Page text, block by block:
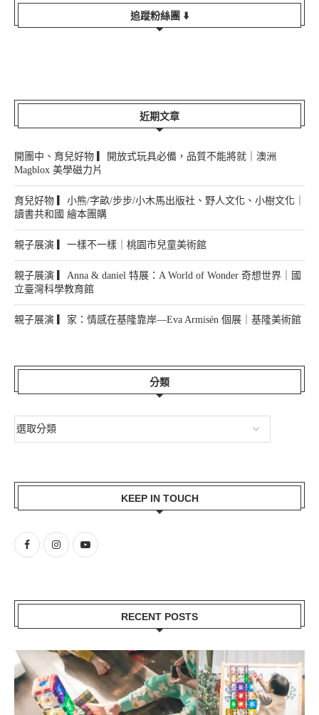
追蹤粉絲團 ⬇️
近期文章
開團中、育兒好物 ▎開放式玩具必備，品質不能將就｜澳洲
Magblox 美學磁力片
育兒好物 ▎小熊/字畝/步步/小木馬出版社、野人文化、小樹文化｜
讀書共和國 繪本團購
親子展演 ▎一樣不一樣｜桃園市兒童美術館
親子展演 ▎Anna & daniel 特展：A World of Wonder 奇想世界｜國
立臺灣科學教育館
親子展演 ▎家：情感在基隆靠岸—Eva Armisén 個展｜基隆美術館
分類
KEEP IN TOUCH
RECENT POSTS